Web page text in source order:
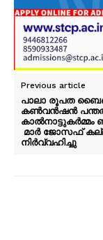
Previous article
പാലാ രൂപത
കൺവൻഷൻ
കാൽനാട്ടുകർമ്മം
മാർ ജോസഫ്
നിർവ്വഹിച്ചു